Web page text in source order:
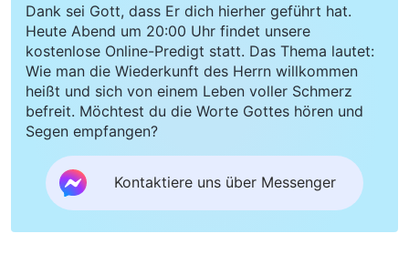
Dank sei Gott, dass Er dich hierher geführt hat.
Heute Abend um 20:00 Uhr findet unsere
kostenlose Online-Predigt statt. Das Thema lautet:
Wie man die Wiederkunft des Herrn willkommen
heißt und sich von einem Leben voller Schmerz
befreit. Möchtest du die Worte Gottes hören und
Segen empfangen?
Kontaktiere uns über Messenger